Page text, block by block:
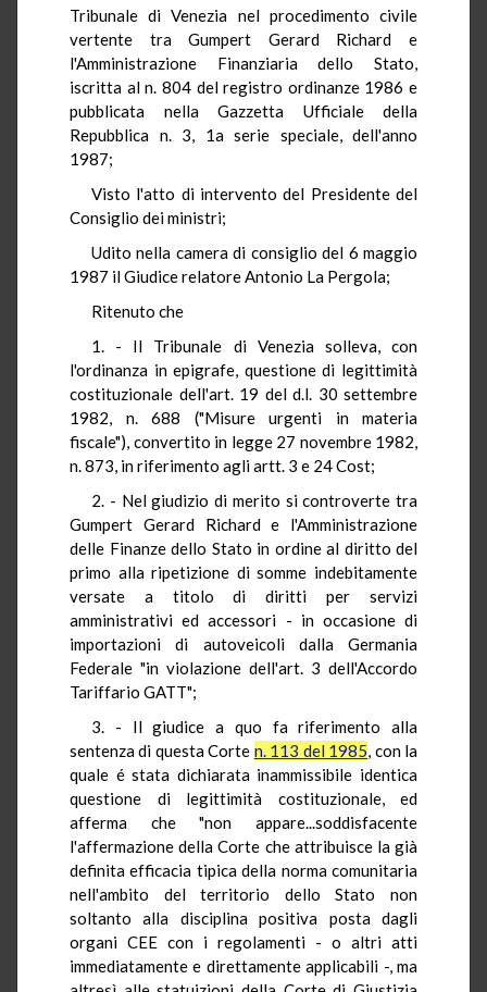
Tribunale di Venezia nel procedimento civile
vertente tra Gumpert Gerard Richard e
l'Amministrazione Finanziaria dello Stato,
iscritta al n. 804 del registro ordinanze 1986 e
pubblicata nella Gazzetta Ufficiale della
Repubblica n. 3, 1a serie speciale, dell'anno
1987;
Visto l'atto di intervento del Presidente del
Consiglio dei ministri;
Udito nella camera di consiglio del 6 maggio
1987 il Giudice relatore Antonio La Pergola;
Ritenuto che
1. - Il Tribunale di Venezia solleva, con
l'ordinanza in epigrafe, questione di legittimità
costituzionale dell'art. 19 del d.l. 30 settembre
1982, n. 688 ("Misure urgenti in materia
fiscale"), convertito in legge 27 novembre 1982,
n. 873, in riferimento agli artt. 3 e 24 Cost;
2. - Nel giudizio di merito si controverte tra
Gumpert Gerard Richard e l'Amministrazione
delle Finanze dello Stato in ordine al diritto del
primo alla ripetizione di somme indebitamente
versate a titolo di diritti per servizi
amministrativi ed accessori - in occasione di
importazioni di autoveicoli dalla Germania
Federale "in violazione dell'art. 3 dell'Accordo
Tariffario GATT";
3. - Il giudice a quo fa riferimento alla
sentenza di questa Corte n. 113 del 1985, con la
quale é stata dichiarata inammissibile identica
questione di legittimità costituzionale, ed
afferma che "non appare...soddisfacente
l'affermazione della Corte che attribuisce la già
definita efficacia tipica della norma comunitaria
nell'ambito del territorio dello Stato non
soltanto alla disciplina positiva posta dagli
organi CEE con i regolamenti - o altri atti
immediatamente e direttamente applicabili -, ma